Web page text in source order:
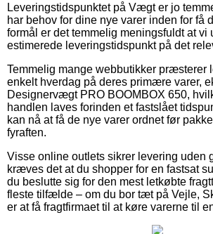
Leveringstidspunktet på Vægt er jo
har behov for dine nye varer inden for få
formål er det temmelig meningsfuldt at vi
estimerede leveringstidspunkt på det
Temmelig mange webbutikker præsterer
enkelt hverdag på deres primære varer,
Designervægt PRO BOOMBOX 650,
handlen laves forinden et fastslået
kan nå at få de nye varer ordnet før
fyraften.
Visse online outlets sikrer levering uden
kræves det at du shopper for en fastsat
du beslutte sig for den mest letkøbte
fleste tilfælde – om du bor tæt på Vejle,
er at få fragtfirmaet til at køre varerne til